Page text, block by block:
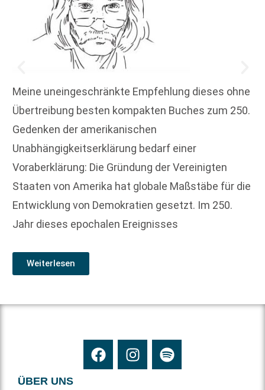
Meine uneingeschränkte Empfehlung dieses ohne
Übertreibung besten kompakten Buches zum 250.
Gedenken der amerikanischen
Unabhängigkeitserklärung bedarf einer
Voraberklärung: Die Gründung der Vereinigten
Staaten von Amerika hat globale Maßstäbe für die
Entwicklung von Demokratien gesetzt. Im 250.
Jahr dieses epochalen Ereignisses
Weiterlesen
ÜBER UNS